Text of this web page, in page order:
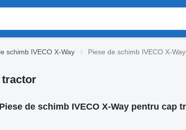
schimb IVECO X-Way Piese de schimb IVECO X-
tractor
Piese de schimb IVECO X-Way pentru cap